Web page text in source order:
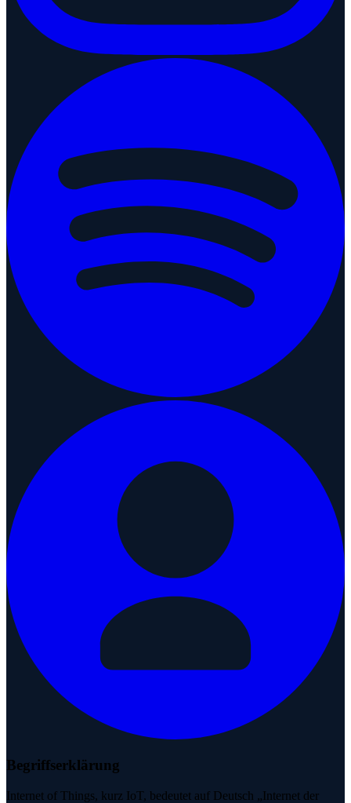
Begriffserklärung
Internet of Things, kurz IoT, bedeutet auf Deutsch „Internet der